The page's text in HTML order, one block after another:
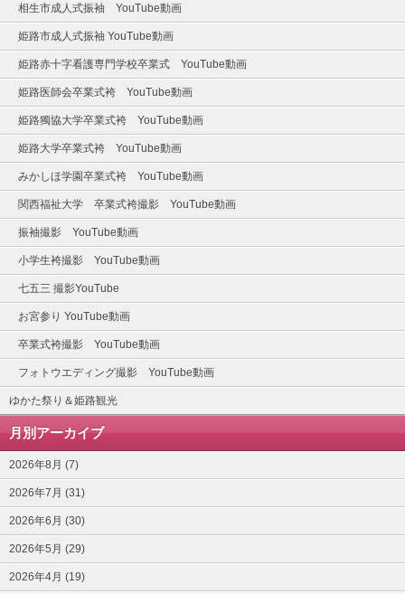
相生市成人式振袖 YouTube動画
姫路市成人式振袖 YouTube動画
姫路赤十字看護専門学校卒業式 YouTube動画
姫路医師会卒業式袴 YouTube動画
姫路獨協大学卒業式袴 YouTube動画
姫路大学卒業式袴 YouTube動画
みかしほ学園卒業式袴 YouTube動画
関西福祉大学 卒業式袴撮影 YouTube動画
振袖撮影 YouTube動画
小学生袴撮影 YouTube動画
七五三 撮影YouTube
お宮参り YouTube動画
卒業式袴撮影 YouTube動画
フォトウエディング撮影 YouTube動画
ゆかた祭り＆姫路観光
月別アーカイブ
2026年8月 (7)
2026年7月 (31)
2026年6月 (30)
2026年5月 (29)
2026年4月 (19)